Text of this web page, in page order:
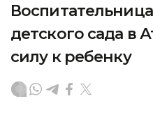
детского сада в
силу к ребенку